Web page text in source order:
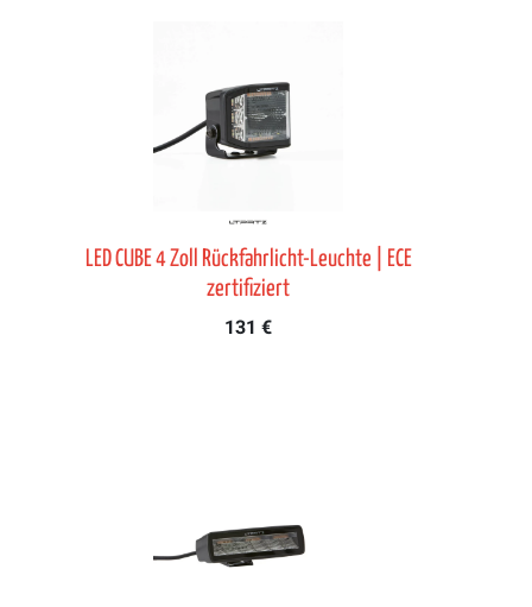
LED CUBE 4 Zoll Rückfahrlicht-Leuchte | ECE
zertifiziert
131 €